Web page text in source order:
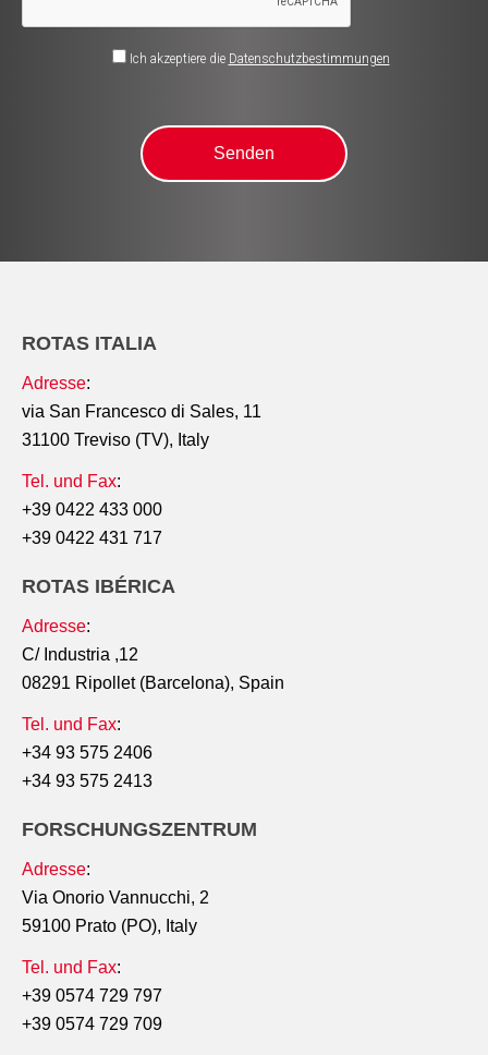
Ich akzeptiere die Datenschutzbestimmungen
ROTAS ITALIA
Adresse:
via San Francesco di Sales, 11
31100 Treviso (TV), Italy
Tel. und Fax:
+39 0422 433 000
+39 0422 431 717
ROTAS IBÉRICA
Adresse:
C/ Industria ,12
08291 Ripollet (Barcelona), Spain
Tel. und Fax:
+34 93 575 2406
+34 93 575 2413
FORSCHUNGSZENTRUM
Adresse:
Via Onorio Vannucchi, 2
59100 Prato (PO), Italy
Tel. und Fax:
+39 0574 729 797
+39 0574 729 709